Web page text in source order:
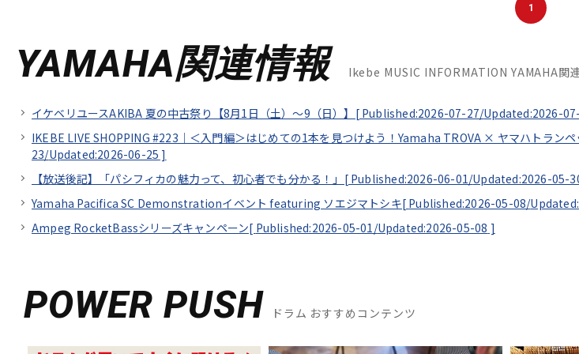
1
YAMAHA関連情報 Ikebe MUSIC INFORMATION YAMAHA関
イケベリユースAKIBA 夏の中古祭り【8月1日（土）～9（日）】[ Published:2026-07-27/Updated:2026-
IKEBE LIVE SHOPPING #223｜＜入門編＞はじめての1本を見つけよう！Yamaha TROVA × ヤマハトラン
23/Updated:2026-06-25 ]
【放送後記】「パシフィカの魅力って、初心者でも分かる！」[ Published:2026-06-01/Updated:2026-05-
Yamaha Pacifica SC Demonstrationイベント featuring ソエジマトシキ[ Published:2026-05-08/
Ampeg RocketBassシリーズキャンペーン[ Published:2026-05-01/Updated:2026-05-08 ]
POWER PUSH ドラム おすすめコンテンツ